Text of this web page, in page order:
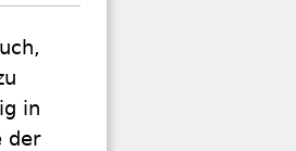
in
der